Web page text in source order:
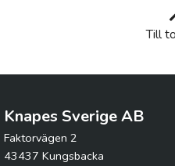
Till
Knapes Sverige AB
Faktorvägen 2
43437 Kungsbacka